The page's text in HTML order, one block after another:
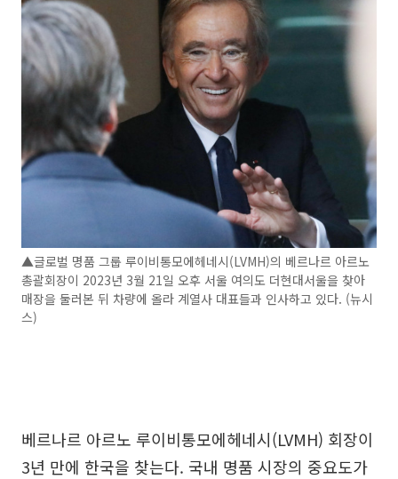
▲글로벌 명품 그룹 루이비통모에헤네시(LVMH)의 베르나르 아르노
총괄회장이 2023년 3월 21일 오후 서울 여의도 더현대서울을 찾아
매장을 둘러본 뒤 차량에 올라 계열사 대표들과 인사하고 있다. (뉴시
스)
베르나르 아르노 루이비통모에헤네시(LVMH) 회장이
3년 만에 한국을 찾는다. 국내 명품 시장의 중요도가